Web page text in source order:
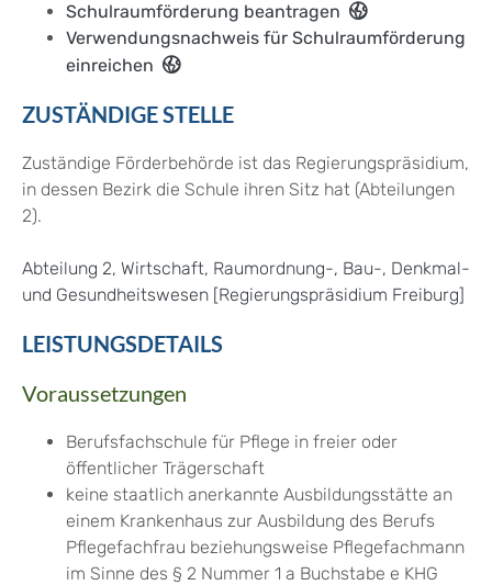
Schulraumförderung beantragen
Verwendungsnachweis für Schulraumförderung
einreichen
ZUSTÄNDIGE STELLE
Zuständige Förderbehörde ist das Regierungspräsidium,
in dessen Bezirk die Schule ihren Sitz hat (Abteilungen
2).
Abteilung 2, Wirtschaft, Raumordnung-, Bau-, Denkmal-
und Gesundheitswesen [Regierungspräsidium Freiburg]
LEISTUNGSDETAILS
Voraussetzungen
Berufsfachschule für Pflege in freier oder
öffentlicher Trägerschaft
keine staatlich anerkannte Ausbildungsstätte an
einem Krankenhaus zur Ausbildung des Berufs
Pflegefachfrau beziehungsweise Pflegefachmann
im Sinne des § 2 Nummer 1 a Buchstabe e KHG